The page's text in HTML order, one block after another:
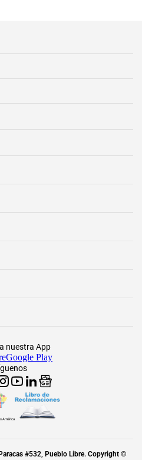
nuestra App
Google Play
América
#532, Pueblo Libre. Copyright ©